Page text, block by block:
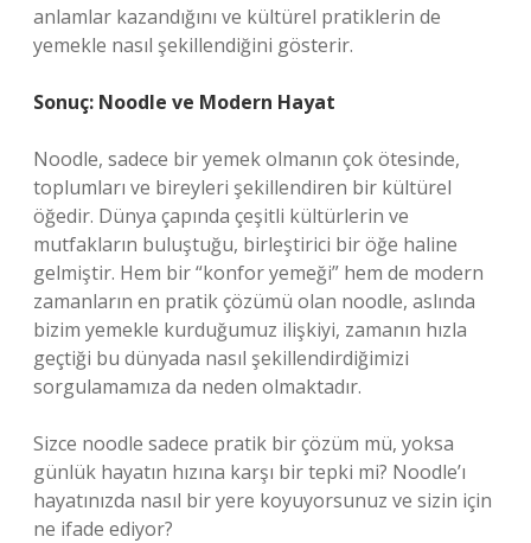
anlamlar kazandığını ve kültürel pratiklerin de
yemekle nasıl şekillendiğini gösterir.
Sonuç: Noodle ve Modern Hayat
Noodle, sadece bir yemek olmanın çok ötesinde,
toplumları ve bireyleri şekillendiren bir kültürel
öğedir. Dünya çapında çeşitli kültürlerin ve
mutfakların buluştuğu, birleştirici bir öğe haline
gelmiştir. Hem bir “konfor yemeği” hem de modern
zamanların en pratik çözümü olan noodle, aslında
bizim yemekle kurduğumuz ilişkiyi, zamanın hızla
geçtiği bu dünyada nasıl şekillendirdiğimizi
sorgulamamıza da neden olmaktadır.
Sizce noodle sadece pratik bir çözüm mü, yoksa
günlük hayatın hızına karşı bir tepki mi? Noodle’ı
hayatınızda nasıl bir yere koyuyorsunuz ve sizin için
ne ifade ediyor?